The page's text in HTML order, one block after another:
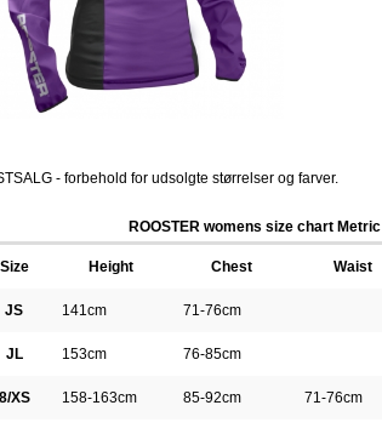
- forbehold for udsolgte størrelser og farver.
ROOSTER womens size chart Metric
Size Height Chest Waist
JS 141cm 71-76cm
JL 153cm 76-85cm
8/XS 158-163cm 85-92cm 71-76cm